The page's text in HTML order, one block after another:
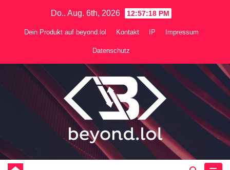
Do.. Aug. 6th, 2026 12:57:19 PM
Dein Produkt auf beyond.lol Kontakt IP Impressum
Datenschutz